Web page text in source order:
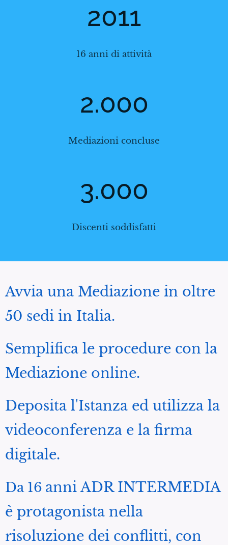
2011
16 anni di attività
2.000
Mediazioni concluse
3.000
Discenti soddisfatti
Avvia una Mediazione in oltre
50 sedi in Italia.
Semplifica le procedure con la
Mediazione online.
Deposita l'Istanza ed utilizza la
videoconferenza e la firma
digitale.
Da 16 anni ADR INTERMEDIA
è protagonista nella
risoluzione dei conflitti, con